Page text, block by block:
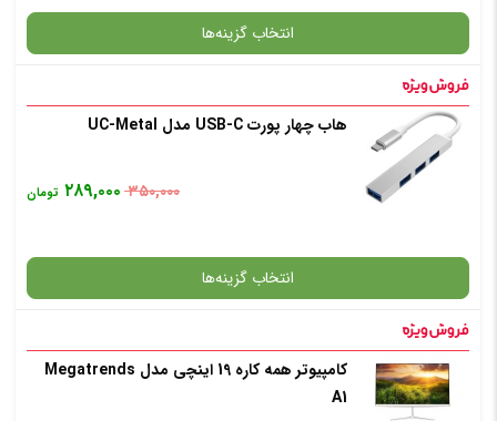
✧ چت با پشتیبان واتس آپ
انتخاب گزینه‌ها
گارانتی
انتخاب رنگ: مشکی
✧ چت با پشتیبان واتس آپ
هاب چهار پورت USB-C مدل UC-Metal
۳۵۰,۰۰۰ ۲۸۹,۰۰۰ تومان
انتخاب گزینه‌ها
گارانتی
کامپیوتر همه کاره 19 اینچی مدل Megatrends
A1